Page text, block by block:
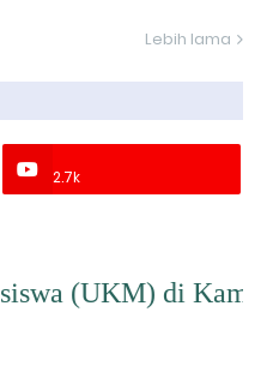
Lebih lama
2.7k
di Kampus IAI